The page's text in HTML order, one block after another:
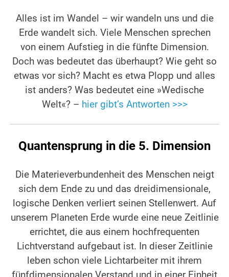
Alles ist im Wandel – wir wandeln uns und die
Erde wandelt sich. Viele Menschen sprechen
von einem Aufstieg in die fünfte Dimension.
Doch was bedeutet das überhaupt? Wie geht so
etwas vor sich? Macht es etwa Plopp und alles
ist anders? Was bedeutet eine »Wedische
Welt«? – hier gibt’s Antworten >>>
Quantensprung in die 5. Dimension
Die Materieverbundenheit des Menschen neigt
sich dem Ende zu und das dreidimensionale,
logische Denken verliert seinen Stellenwert. Auf
unserem Planeten Erde wurde eine neue Zeitlinie
errichtet, die aus einem hochfrequenten
Lichtverstand aufgebaut ist. In dieser Zeitlinie
leben schon viele Lichtarbeiter mit ihrem